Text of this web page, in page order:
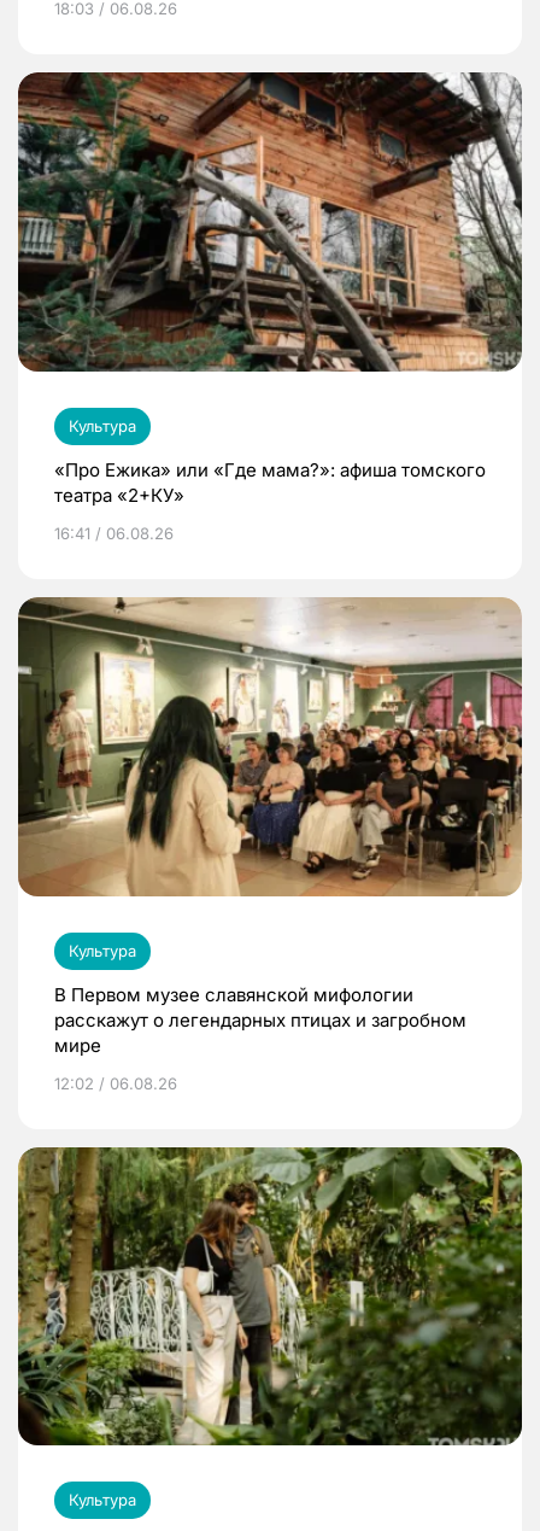
18:03 / 06.08.26
Культура
«Про Ежика» или «Где мама?»: афиша томского
театра «2+КУ»
16:41 / 06.08.26
Культура
В Первом музее славянской мифологии
расскажут о легендарных птицах и загробном
мире
12:02 / 06.08.26
Культура